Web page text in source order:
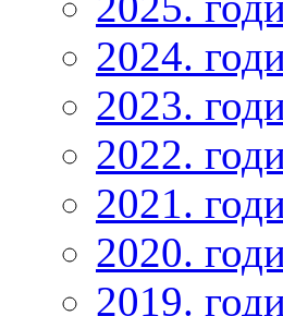
2024.
2023.
2022.
2021.
2020.
2019.